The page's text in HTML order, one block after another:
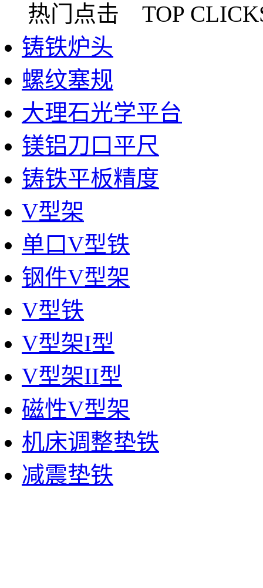
热门点击 TOP
铸铁炉头
螺纹塞规
大理石光学平台
镁铝刀口平尺
铸铁平板精度
V型架
单口V型铁
钢件V型架
V型铁
V型架I型
V型架II型
磁性V型架
机床调整垫铁
减震垫铁